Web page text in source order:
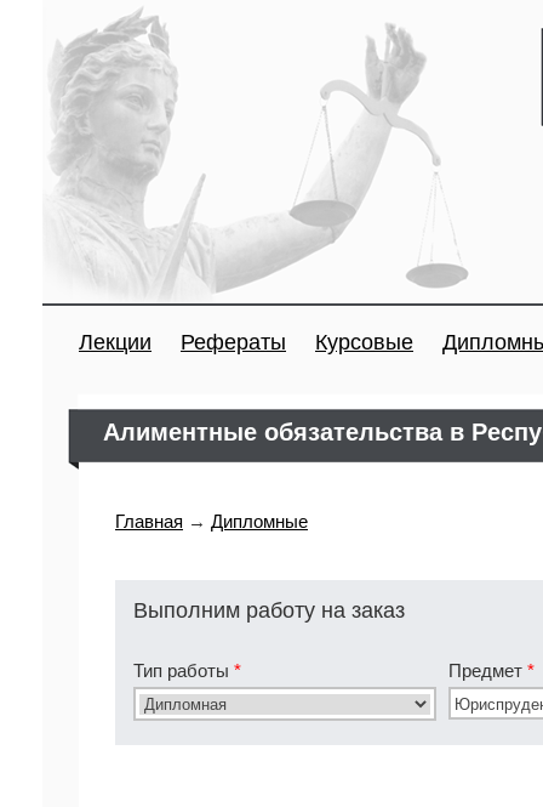
Лекции Рефераты Курсовые
Алиментные обязательства в
Главная → Дипломные
Выполним работу на заказ
Тип работы * Предмет *